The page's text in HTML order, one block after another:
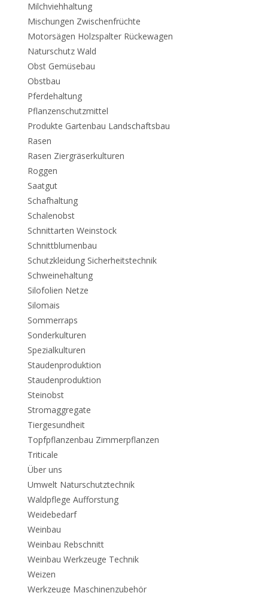
Milchviehhaltung
Mischungen Zwischenfrüchte
Motorsägen Holzspalter Rückewagen
Naturschutz Wald
Obst Gemüsebau
Obstbau
Pferdehaltung
Pflanzenschutzmittel
Produkte Gartenbau Landschaftsbau
Rasen
Rasen Ziergräserkulturen
Roggen
Saatgut
Schafhaltung
Schalenobst
Schnittarten Weinstock
Schnittblumenbau
Schutzkleidung Sicherheitstechnik
Schweinehaltung
Silofolien Netze
Silomais
Sommerraps
Sonderkulturen
Spezialkulturen
Staudenproduktion
Staudenproduktion
Steinobst
Stromaggregate
Tiergesundheit
Topfpflanzenbau Zimmerpflanzen
Triticale
Über uns
Umwelt Naturschutztechnik
Waldpflege Aufforstung
Weidebedarf
Weinbau
Weinbau Rebschnitt
Weinbau Werkzeuge Technik
Weizen
Werkzeuge Maschinenzubehör